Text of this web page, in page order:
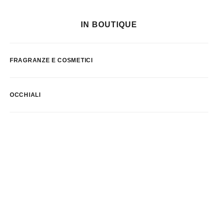
IN BOUTIQUE
FRAGRANZE E COSMETICI
OCCHIALI